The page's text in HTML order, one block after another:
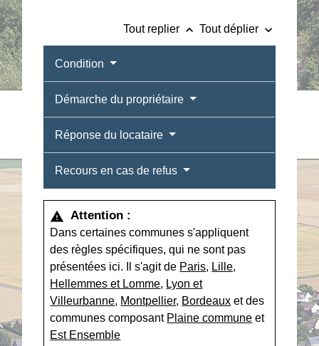
Tout replier keyboard_arrow_up Tout déplier keyboard_arrow_down
Condition
Démarche du propriétaire
Réponse du locataire
Recours en cas de refus
warning Attention :
Dans certaines communes s'appliquent
des règles spécifiques, qui ne sont pas
présentées ici. Il s'agit de Paris, Lille,
Hellemmes et Lomme, Lyon et
Villeurbanne, Montpellier, Bordeaux et des
communes composant Plaine commune et
Est Ensemble